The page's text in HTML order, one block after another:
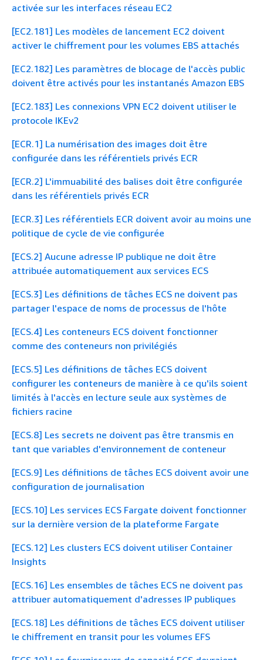
activée sur les interfaces réseau EC2
[EC2.181] Les modèles de lancement EC2 doivent
activer le chiffrement pour les volumes EBS attachés
[EC2.182] Les paramètres de blocage de l'accès public
doivent être activés pour les instantanés Amazon EBS
[EC2.183] Les connexions VPN EC2 doivent utiliser le
protocole IKEv2
[ECR.1] La numérisation des images doit être
configurée dans les référentiels privés ECR
[ECR.2] L'immuabilité des balises doit être configurée
dans les référentiels privés ECR
[ECR.3] Les référentiels ECR doivent avoir au moins une
politique de cycle de vie configurée
[ECS.2] Aucune adresse IP publique ne doit être
attribuée automatiquement aux services ECS
[ECS.3] Les définitions de tâches ECS ne doivent pas
partager l'espace de noms de processus de l'hôte
[ECS.4] Les conteneurs ECS doivent fonctionner
comme des conteneurs non privilégiés
[ECS.5] Les définitions de tâches ECS doivent
configurer les conteneurs de manière à ce qu'ils soient
limités à l'accès en lecture seule aux systèmes de
fichiers racine
[ECS.8] Les secrets ne doivent pas être transmis en
tant que variables d'environnement de conteneur
[ECS.9] Les définitions de tâches ECS doivent avoir une
configuration de journalisation
[ECS.10] Les services ECS Fargate doivent fonctionner
sur la dernière version de la plateforme Fargate
[ECS.12] Les clusters ECS doivent utiliser Container
Insights
[ECS.16] Les ensembles de tâches ECS ne doivent pas
attribuer automatiquement d'adresses IP publiques
[ECS.18] Les définitions de tâches ECS doivent utiliser
le chiffrement en transit pour les volumes EFS